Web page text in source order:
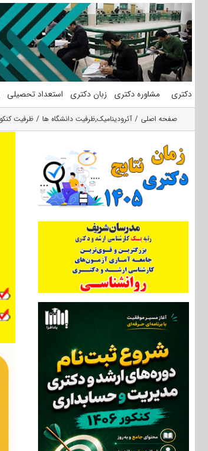
محتوا
دکتری مشاوره دکتری زبان دکتری استعداد تحصیلی
صفحه اصلی آئرودینامیک,ظرفیت دانشگاه ها ظرفیت